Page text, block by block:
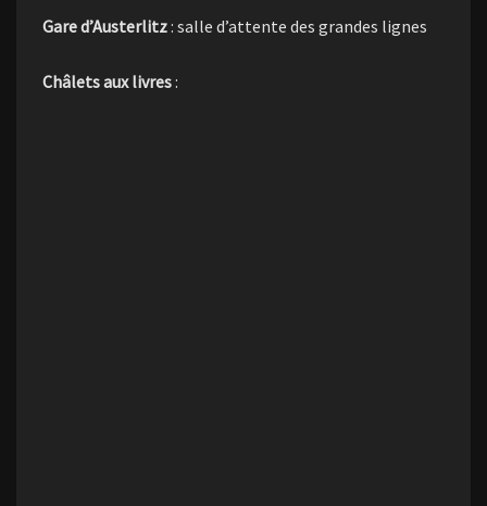
Gare d’Austerlitz: salle d’attente des grandes lignes
Châlets aux livres: